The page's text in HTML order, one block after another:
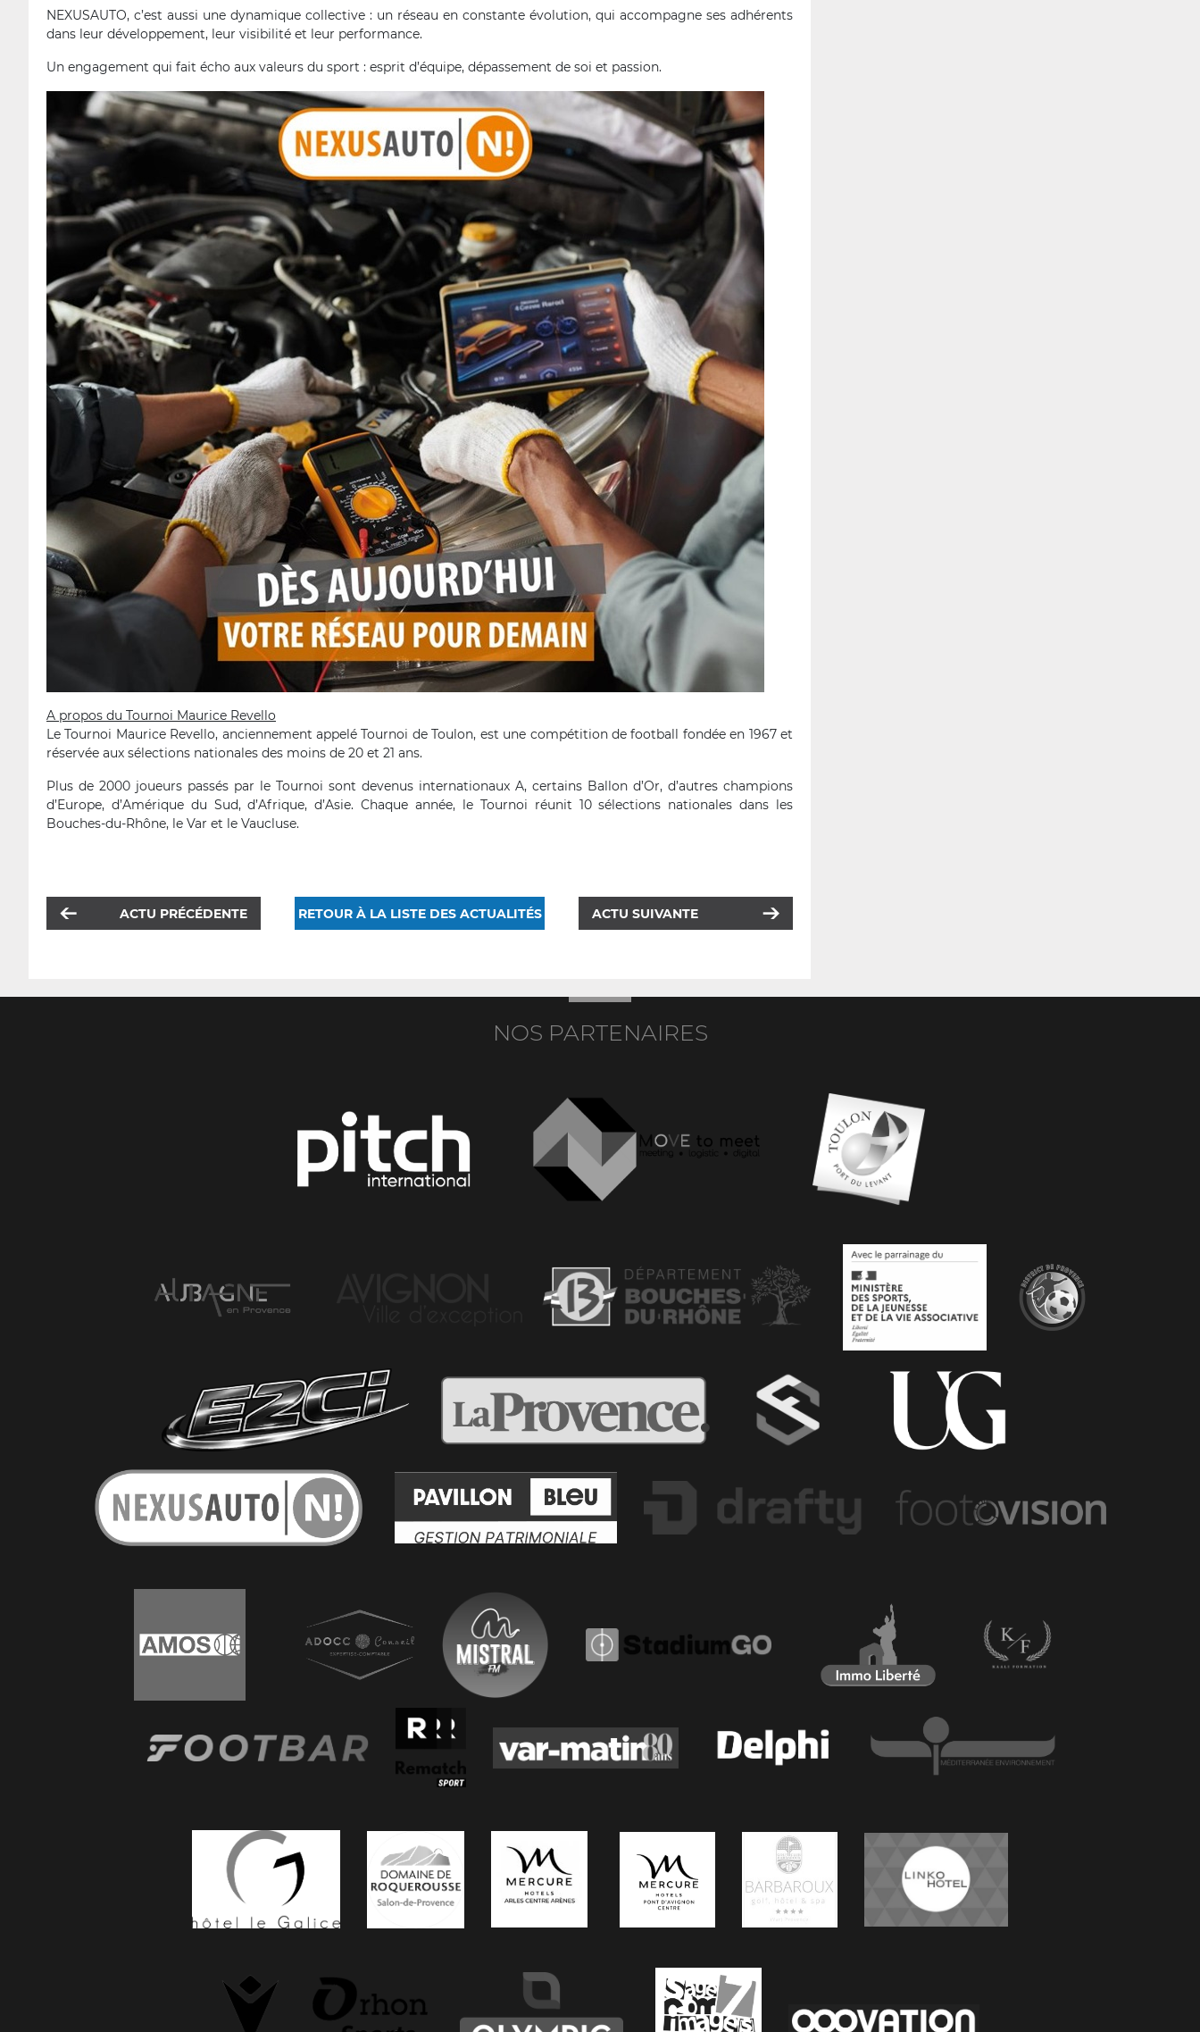
NEXUSAUTO, c’est aussi une dynamique collective : un réseau en constante évolution, qui accompagne ses adhérents
dans leur développement, leur visibilité et leur performance.
Un engagement qui fait écho aux valeurs du sport : esprit d’équipe, dépassement de soi et passion.
A propos du Tournoi Maurice Revello
Le Tournoi Maurice Revello, anciennement appelé Tournoi de Toulon, est une compétition de football fondée en 1967 et
réservée aux sélections nationales des moins de 20 et 21 ans.
Plus de 2000 joueurs passés par le Tournoi sont devenus internationaux A, certains Ballon d’Or, d’autres champions
d’Europe, d’Amérique du Sud, d’Afrique, d’Asie. Chaque année, le Tournoi réunit 10 sélections nationales dans les
Bouches-du-Rhône, le Var et le Vaucluse.
ACTU PRÉCÉDENTE RETOUR À LA LISTE DES ACTUALITÉS ACTU SUIVANTE
NOS PARTENAIRES